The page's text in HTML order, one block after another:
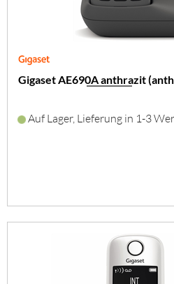
Gigaset AE690A anthrazit
Auf Lager, Lieferung in 1-3